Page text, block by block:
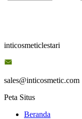
inticosmeticlestari
sales@inticosmetic.com
Peta Situs
Beranda